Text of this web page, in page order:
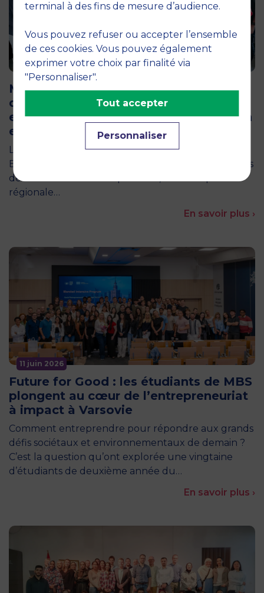
12 juin 2026
MBS accueille les jurys des Trophées
de l’Économie Numérique 2026 : un
engagement au service de l’innovation
en occitanie
La semaine dernière, le campus de MBS School of
Business a ouvert ses portes aux jurys des Trophées
de l'Économie Numérique 2026, une compétition
régionale…
En savoir plus ›
11 juin 2026
Future for Good : les étudiants de MBS
plongent au cœur de l’entrepreneuriat
à impact à Varsovie
Comment entreprendre pour répondre aux grands
défis sociétaux et environnementaux de demain ?
C’est la question qu’ont explorée une vingtaine
d’étudiants de deuxième année du…
En savoir plus ›
terminal à des fins de mesure d’audience.
Vous pouvez refuser ou accepter l’ensemble
de ces cookies. Vous pouvez également
exprimer votre choix par finalité via
"Personnaliser".
Personnaliser
Tout accepter